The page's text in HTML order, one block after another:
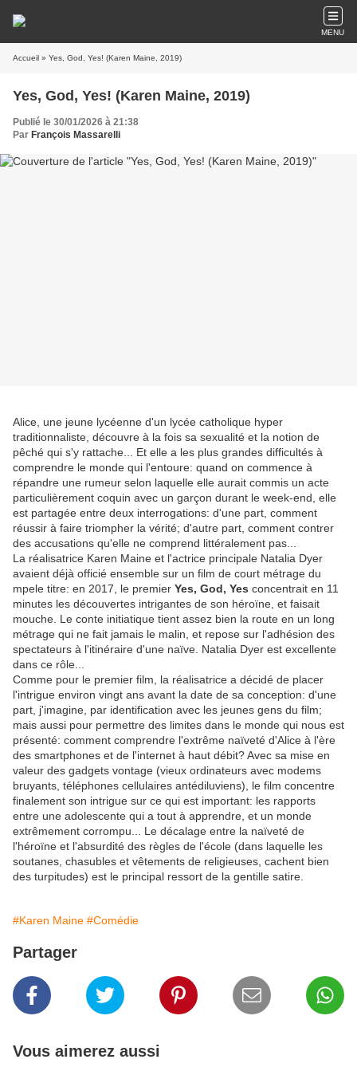
MENU
Accueil » Yes, God, Yes! (Karen Maine, 2019)
Yes, God, Yes! (Karen Maine, 2019)
Publié le 30/01/2026 à 21:38
Par François Massarelli
Alice, une jeune lycéenne d'un lycée catholique hyper
traditionnaliste, découvre à la fois sa sexualité et la notion de
pêché qui s'y rattache... Et elle a les plus grandes difficultés à
comprendre le monde qui l'entoure: quand on commence à
répandre une rumeur selon laquelle elle aurait commis un acte
particulièrement coquin avec un garçon durant le week-end, elle
est partagée entre deux interrogations: d'une part, comment
réussir à faire triompher la vérité; d'autre part, comment contrer
des accusations qu'elle ne comprend littéralement pas...
La réalisatrice Karen Maine et l'actrice principale Natalia Dyer
avaient déjà officié ensemble sur un film de court métrage du
mpele titre: en 2017, le premier Yes, God, Yes concentrait en 11
minutes les découvertes intrigantes de son héroïne, et faisait
mouche. Le conte initiatique tient assez bien la route en un long
métrage qui ne fait jamais le malin, et repose sur l'adhésion des
spectateurs à l'itinéraire d'une naïve. Natalia Dyer est excellente
dans ce rôle...
Comme pour le premier film, la réalisatrice a décidé de placer
l'intrigue environ vingt ans avant la date de sa conception: d'une
part, j'imagine, par identification avec les jeunes gens du film;
mais aussi pour permettre des limites dans le monde qui nous est
présenté: comment comprendre l'extrême naïveté d'Alice à l'ère
des smartphones et de l'internet à haut débit? Avec sa mise en
valeur des gadgets vontage (vieux ordinateurs avec modems
bruyants, téléphones cellulaires antédiluviens), le film concentre
finalement son intrigue sur ce qui est important: les rapports
entre une adolescente qui a tout à apprendre, et un monde
extrêmement corrompu... Le décalage entre la naïveté de
l'héroïne et l'absurdité des règles de l'école (dans laquelle les
soutanes, chasubles et vêtements de religieuses, cachent bien
des turpitudes) est le principal ressort de la gentille satire.
#Karen Maine #Comédie
Partager
Vous aimerez aussi